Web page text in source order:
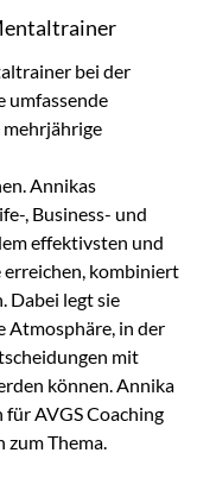
bei der
umfassende
Annikas
, Business- und
effektivsten und
kombiniert
Dabei legt sie
Atmosphäre, in der
mit
können. Annika
AVGS Coaching
zum Thema.